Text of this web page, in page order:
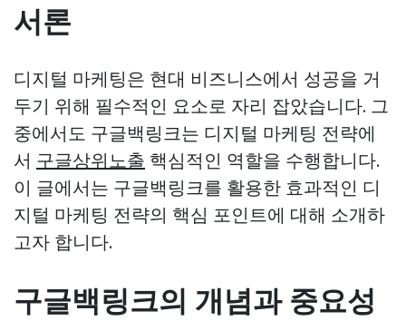
서론
디지털 마케팅은 현대 비즈니스에서 성공을 거
두기 위해 필수적인 요소로 자리 잡았습니다. 그
중에서도 구글백링크는 디지털 마케팅 전략에
서 구글상위노출 핵심적인 역할을 수행합니다.
이 글에서는 구글백링크를 활용한 효과적인 디
지털 마케팅 전략의 핵심 포인트에 대해 소개하
고자 합니다.
구글백링크의 개념과 중요성